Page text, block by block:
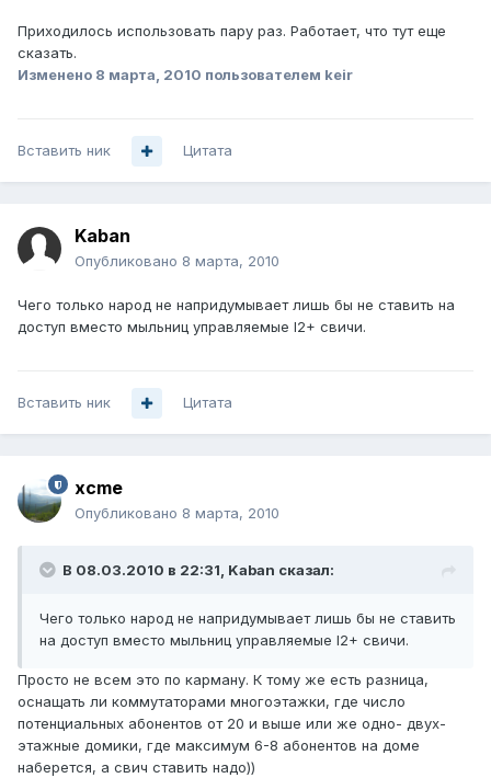
Приходилось использовать пару раз. Работает, что тут еще
сказать.
Изменено 8 марта, 2010 пользователем keir
Вставить ник Цитата
Kaban
Опубликовано 8 марта, 2010
Чего только народ не напридумывает лишь бы не ставить на
доступ вместо мыльниц управляемые l2+ свичи.
Вставить ник Цитата
xcme
Опубликовано 8 марта, 2010
В 08.03.2010 в 22:31, Kaban сказал:
Чего только народ не напридумывает лишь бы не ставить
на доступ вместо мыльниц управляемые l2+ свичи.
Просто не всем это по карману. К тому же есть разница,
оснащать ли коммутаторами многоэтажки, где число
потенциальных абонентов от 20 и выше или же одно- двух-
этажные домики, где максимум 6-8 абонентов на доме
наберется, а свич ставить надо))